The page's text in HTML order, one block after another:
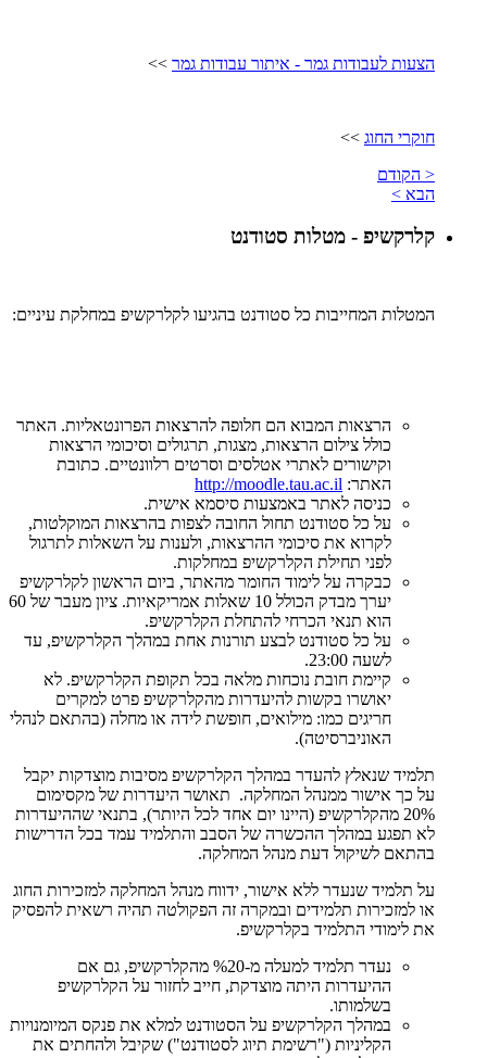
הצעות לעבודות גמר - איתור עבודות גמר >>
חוקרי החוג >>
< הקודם
הבא >
קלרקשיפ - מטלות סטודנט
המטלות המחייבות כל סטודנט בהגיעו לקלרקשיפ במחלקת עיניים:
הרצאות המבוא הם חלופה להרצאות הפרונטאליות. האתר
כולל צילום הרצאות, מצגות, תרגולים וסיכומי הרצאות
וקישורים לאתרי אטלסים וסרטים רלוונטיים. כתובת
האתר: http://moodle.tau.ac.il
כניסה לאתר באמצעות סיסמא אישית.
על כל סטודנט תחול החובה לצפות בהרצאות המוקלטות,
לקרוא את סיכומי ההרצאות, ולענות על השאלות לתרגול
לפני תחילת הקלרקשיפ במחלקות.
כבקרה על לימוד החומר מהאתר, ביום הראשון לקלרקשיפ
יערך מבדק הכולל 10 שאלות אמריקאיות. ציון מעבר של 60
הוא תנאי הכרחי להתחלת הקלרקשיפ.
על כל סטודנט לבצע תורנות אחת במהלך הקלרקשיפ, עד
לשעה 23:00.
קיימת חובת נוכחות מלאה בכל תקופת הקלרקשיפ. לא
יאושרו בקשות להיעדרות מהקלרקשיפ פרט למקרים
חריגים כמו: מילואים, חופשת לידה או מחלה (בהתאם לנהלי
האוניברסיטה).
תלמיד שנאלץ להעדר במהלך הקלרקשיפ מסיבות מוצדקות יקבל
על כך אישור ממנהל המחלקה. תאושר היעדרות של מקסימום
20% מהקלרקשיפ (היינו יום אחד לכל היותר), בתנאי שההיעדרות
לא תפגע במהלך ההכשרה של הסבב והתלמיד עמד בכל הדרישות
בהתאם לשיקול דעת מנהל המחלקה.
על תלמיד שנעדר ללא אישור, ידווח מנהל המחלקה למזכירות החוג
או למזכירות תלמידים ובמקרה זה הפקולטה תהיה רשאית להפסיק
את לימודי התלמיד בקלרקשיפ.
נעדר תלמיד למעלה מ-%20 מהקלרקשיפ, גם אם
ההיעדרות היתה מוצדקת, חייב לחזור על הקלרקשיפ
בשלמותו.
במהלך הקלרקשיפ על הסטודנט למלא את פנקס המיומנויות
הקליניות ("רשימת תיוג לסטודנט") שקיבל ולהחתים את